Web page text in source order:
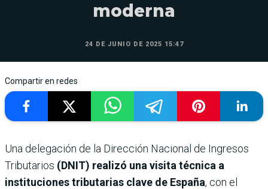
moderna
24 DE JUNIO DE 2025 15:47
Compartir en redes
Una delegación de la Dirección Nacional de Ingresos
Tributarios (DNIT) realizó una visita técnica a
instituciones tributarias clave de España, con el